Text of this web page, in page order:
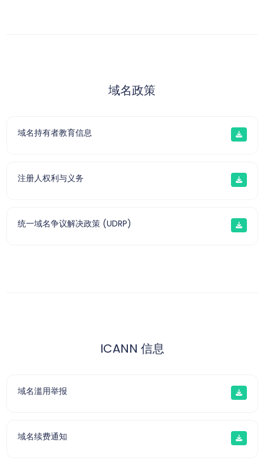
域名政策
域名持有者教育信息
注册人权利与义务
统一域名争议解决政策 (UDRP)
ICANN 信息
域名滥用举报
域名续费通知